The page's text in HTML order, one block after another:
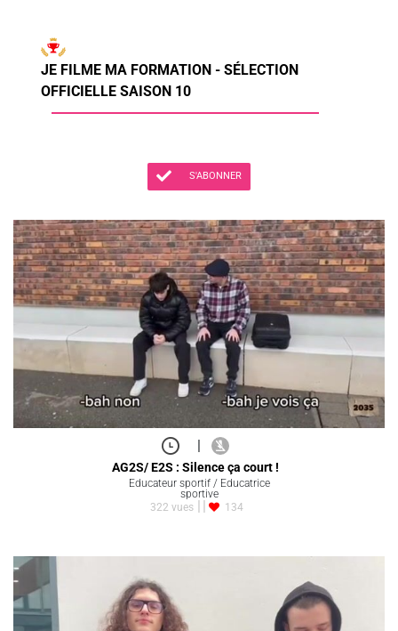
JE FILME MA FORMATION - SÉLECTION
OFFICIELLE SAISON 10
S'ABONNER
|
AG2S/ E2S : Silence ça court !
Educateur sportif / Educatrice
sportive
322 vues
134